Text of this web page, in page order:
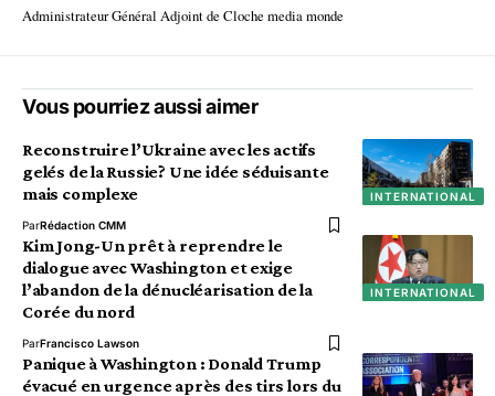
Administrateur Général Adjoint de Cloche media monde
Vous pourriez aussi aimer
INTERNATIONAL
Reconstruire l’Ukraine avec les actifs
gelés de la Russie? Une idée séduisante
mais complexe
ParRédaction CMM
INTERNATIONAL
Kim Jong-Un prêt à reprendre le
dialogue avec Washington et exige
l’abandon de la dénucléarisation de la
Corée du nord
ParFrancisco Lawson
Panique à Washington : Donald Trump
évacué en urgence après des tirs lors du